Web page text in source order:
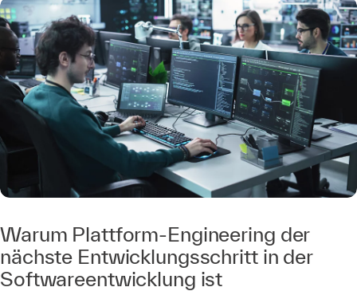
Warum Plattform-Engineering der
nächste Entwicklungsschritt in der
Softwareentwicklung ist